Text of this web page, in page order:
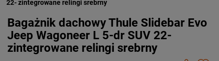
22- zintegrowane relingi srebrny
Bagażnik dachowy Thule Slidebar Evo
Jeep Wagoneer L 5-dr SUV 22-
zintegrowane relingi srebrny